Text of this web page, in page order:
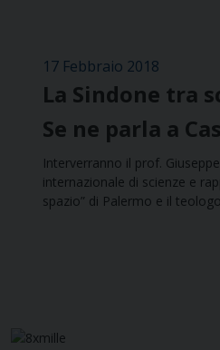
17 Febbraio 2018
La Sindone tra
Se ne parla a
Interverranno il prof.
internazionale di scienze e
spazio” di Palermo e il